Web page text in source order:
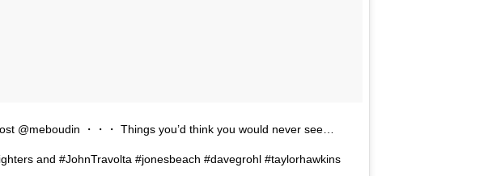
@meboudin ・・・ Things you’d think you would never see…
and #JohnTravolta #jonesbeach #davegrohl #taylorhawkins